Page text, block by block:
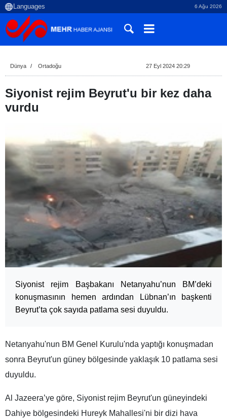
6 Ağu 2026
Dünya Ortadoğu 27 Eyl 2024 20:29
Siyonist rejim Beyrut'u bir kez daha
vurdu
Siyonist rejim Başbakanı Netanyahu’nun BM’deki
konuşmasının hemen ardından Lübnan’ın başkenti
Beyrut’ta çok sayıda patlama sesi duyuldu.
Netanyahu'nun BM Genel Kurulu'nda yaptığı konuşmadan
sonra Beyrut'un güney bölgesinde yaklaşık 10 patlama sesi
duyuldu.
Al Jazeera’ye göre, Siyonist rejim Beyrut'un güneyindeki
Dahiye bölgesindeki Hureyk Mahallesi'ni bir dizi hava